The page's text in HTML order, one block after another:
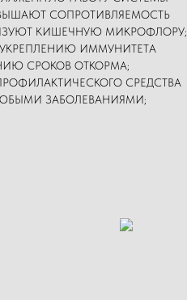
СОПРОТИВЛЯЕМОСТЬ
КИШЕЧНУЮ МИКРОФЛОРУ;
ИММУНИТЕТА
СРОКОВ ОТКОРМА;
СРЕДСТВА
ЗАБОЛЕВАНИЯМИ;